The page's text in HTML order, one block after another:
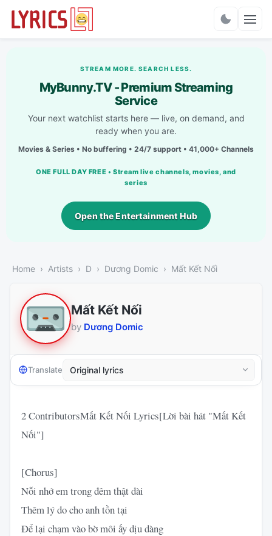
STREAM MORE. SEARCH LESS.
MyBunny.TV - Premium Streaming
Service
Your next watchlist starts here — live, on demand, and
ready when you are.
Movies & Series • No buffering • 24/7 support • 41,000+ Channels
ONE FULL DAY FREE • Stream live channels, movies, and
series
Open the Entertainment Hub
Home Artists D Dương Domic Mất Kết Nối
Mất Kết Nối
by Dương Domic
Translate
2 ContributorsMất Kết Nối Lyrics[Lời bài hát "Mất Kết
Nối"]
[Chorus]
Nỗi nhớ em trong đêm thật dài
Thêm lý do cho anh tồn tại
Để lại chạm vào bờ môi ấy dịu dàng